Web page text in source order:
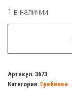
1 в наличии
узел
д/
Артикул: 3673
Категория: Гребёнки